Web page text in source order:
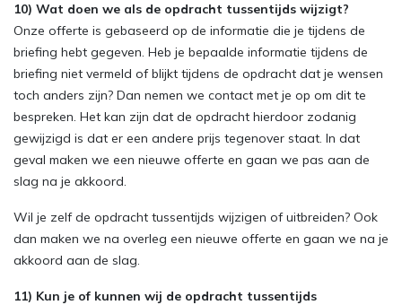
10) Wat doen we als de opdracht tussentijds wijzigt?
Onze offerte is gebaseerd op de informatie die je tijdens de
briefing hebt gegeven. Heb je bepaalde informatie tijdens de
briefing niet vermeld of blijkt tijdens de opdracht dat je wensen
toch anders zijn? Dan nemen we contact met je op om dit te
bespreken. Het kan zijn dat de opdracht hierdoor zodanig
gewijzigd is dat er een andere prijs tegenover staat. In dat
geval maken we een nieuwe offerte en gaan we pas aan de
slag na je akkoord.
Wil je zelf de opdracht tussentijds wijzigen of uitbreiden? Ook
dan maken we na overleg een nieuwe offerte en gaan we na je
akkoord aan de slag.
11) Kun je of kunnen wij de opdracht tussentijds